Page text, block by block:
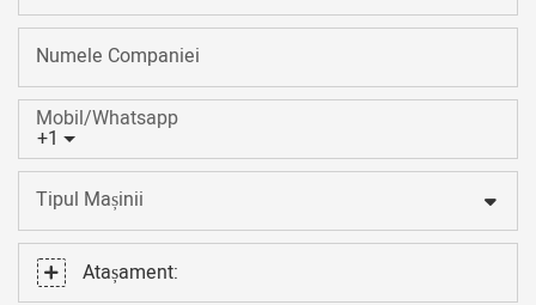
Numele Companiei
+1
Mobil/Whatsapp
Tipul Mașinii
Atașament: